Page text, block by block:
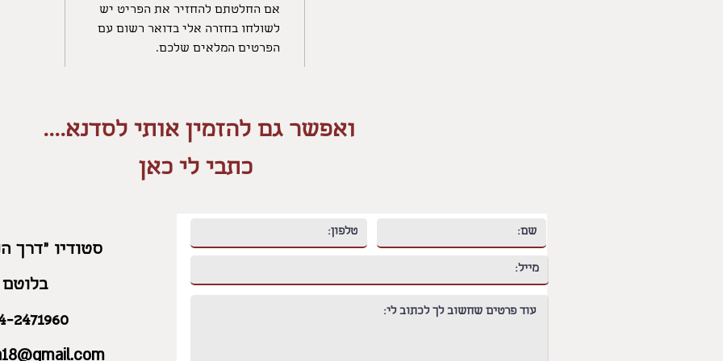
אם החלטתם להחזיר את הפריט יש
לשולחו בחזרה אלי בדואר רשום עם
הפרטים המלאים שלכם.
ואפשר גם להזמין אותי לסדנא....
כתבי לי כאן
סטודיו "דרך
בלוטם
2471960